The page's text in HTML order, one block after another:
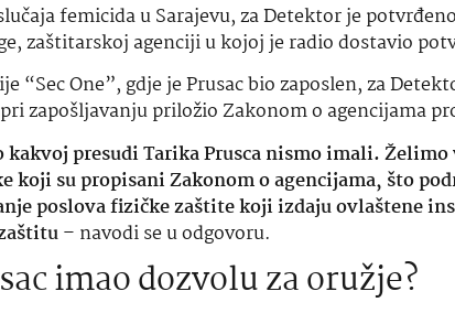
femicida u Sarajevu, za Detektor je
zaštitarskoj agenciji u kojoj je radio dostavio
“Sec One”, gdje je Prusac bio zaposlen, za
zapošljavanju priložio Zakonom o agencijama
presudi Tarika Prusca nismo imali.
koji su propisani Zakonom o agencijama, što
poslova fizičke zaštite koji izdaju ovlaštene
– navodi se u odgovoru.
imao dozvolu za oružje?